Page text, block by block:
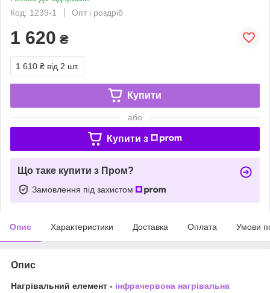
Код: 1239-1
Опт і роздріб
1 620 ₴
1 610 ₴ від 2 шт.
Купити
або
Купити з
Що таке купити з Пром?
Замовлення під захистом
Опис Характеристики Доставка Оплата Умови
Опис
Нагрівальний елемент - інфрачервона нагрівальна